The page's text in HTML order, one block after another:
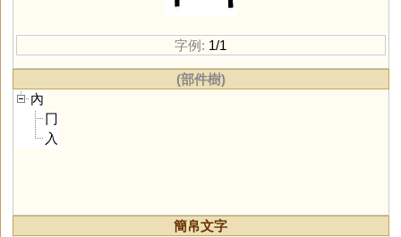
字例: 1/1
(部件樹)
內
冂
入
簡帛文字